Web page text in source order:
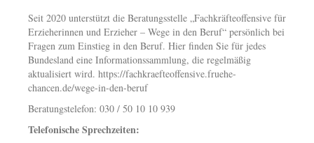
Seit 2020 unterstützt die Beratungsstelle „Fachkräfteoffensive für
Erzieherinnen und Erzieher – Wege in den Beruf“ persönlich bei
Fragen zum Einstieg in den Beruf. Hier finden Sie für jedes
Bundesland eine Informationssammlung, die regelmäßig
aktualisiert wird. https://fachkraefteoffensive.fruehe-
chancen.de/wege-in-den-beruf
Beratungstelefon: 030 / 50 10 10 939
Telefonische Sprechzeiten: